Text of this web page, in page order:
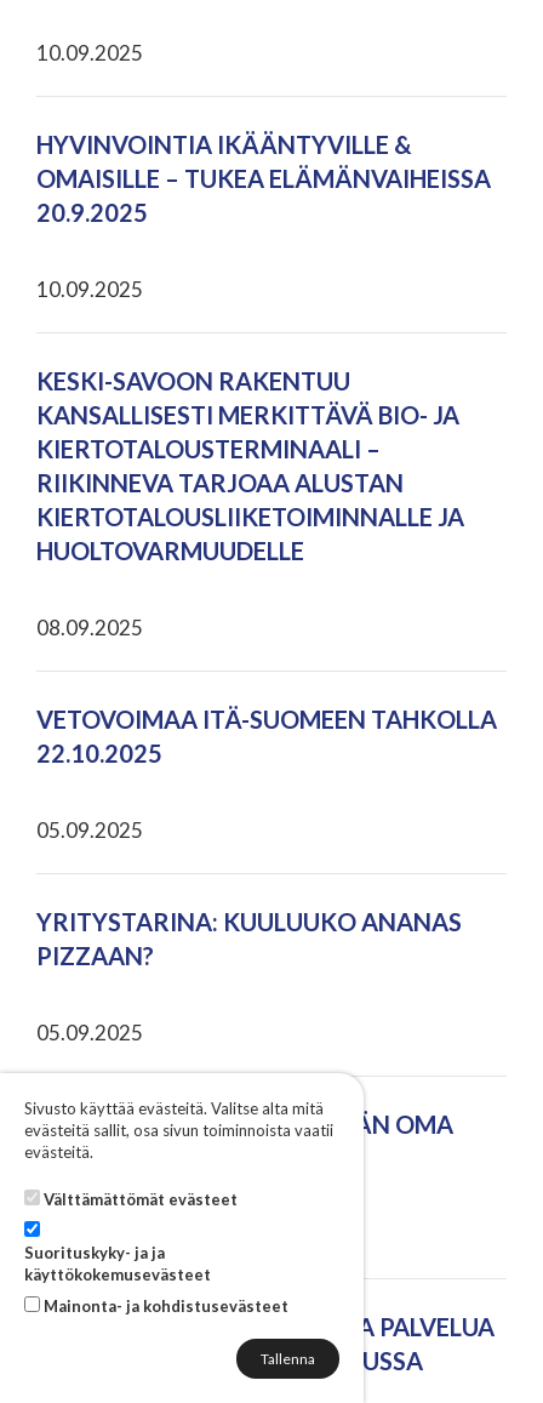
10.09.2025
HYVINVOINTIA IKÄÄNTYVILLE &
OMAISILLE – TUKEA ELÄMÄNVAIHEISSA
20.9.2025
10.09.2025
KESKI-SAVOON RAKENTUU
KANSALLISESTI MERKITTÄVÄ BIO- JA
KIERTOTALOUSTERMINAALI –
RIIKINNEVA TARJOAA ALUSTAN
KIERTOTALOUSLIIKETOIMINNALLE JA
HUOLTOVARMUUDELLE
08.09.2025
VETOVOIMAA ITÄ-SUOMEEN TAHKOLLA
22.10.2025
05.09.2025
YRITYSTARINA: KUULUUKO ANANAS
PIZZAAN?
05.09.2025
YRITYSTARINA: TYÖNTEKIJÄN OMA
ASENNE RATKAISEE
04.09.2025
MAAKUNNALLINEN PARASTA PALVELUA
-KILPAILU KÄYNNISTYY – HAUSSA
Sivusto käyttää evästeitä. Valitse alta mitä
evästeitä sallit, osa sivun toiminnoista vaatii
evästeitä.
Välttämättömät evästeet
Suorituskyky- ja ja
käyttökokemusevästeet
Mainonta- ja kohdistusevästeet